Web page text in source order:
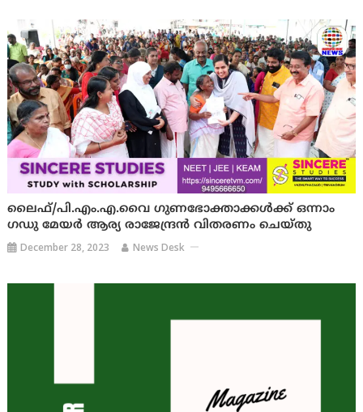
ലൈഫ്/പി.എം.എ.വൈ ഗുണഭോക്താക്കള്‍ക്ക് ഒന്നാം
ഗഡു മേയര്‍ ആര്യ രാജേന്ദ്രന്‍ വിതരണം ചെയ്തു
December 28, 2023 News Desk